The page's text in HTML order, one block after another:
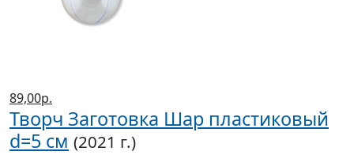
89,00р.
Творч Заготовка Шар пластиковый
d=5 см (2021 г.)